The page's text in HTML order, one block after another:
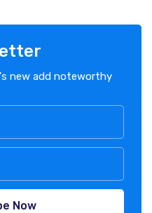
new add noteworthy
Now